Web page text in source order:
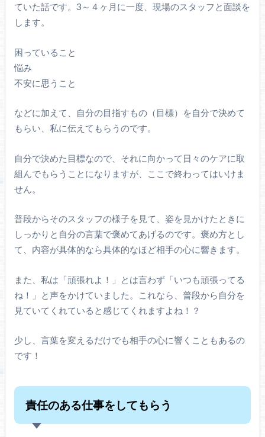
ていた話です。3～４ヶ月に一度、現場のスタッフと面談を
します。
困っていること
悩み
不安に思うこと
などに加えて、自分の目指すもの（目標）を自分で決めて
もらい、私に伝えてもらうのです。
自分で決めた目標なので、それに向かって日々のケアに取
組んでもらうことになりますが、ここで終わってはいけま
せん。
普段からそのスタッフの様子を見て、姿を見かけたときに
しっかりと自分の言葉で褒めてあげるのです。褒め方とし
て、内容が具体的なら具体的なほど相手の心に響きます。
また、私は「頑張れよ！」とは言わず「いつも頑張ってる
ね！」と声をかけていました。これなら、普段から自分を
見ていてくれていると感じてくれますよね！？
少し、言葉を変えるだけでも相手の心に響くこともあるの
です！
責任のある仕事をしてもらう